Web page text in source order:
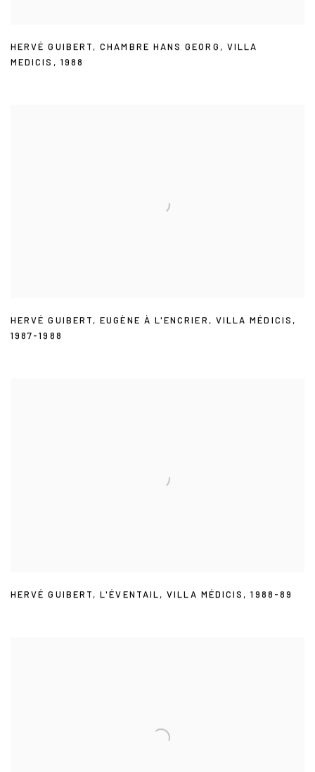
HERVÉ GUIBERT,CHAMBRE HANS GEORG , VILLA
MEDICIS , 1988
HERVÉ GUIBERT,EUGÈNE À L'ENCRIER , VILLA MÉDICIS ,
1987-1988
HERVÉ GUIBERT,L'ÉVENTAIL,VILLA MÉDICIS,1988-89